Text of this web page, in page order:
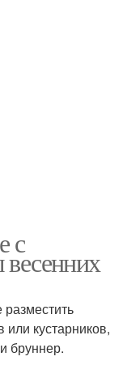
с
кустарников,
бруннер.